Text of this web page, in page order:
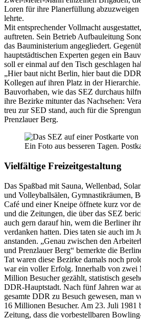
Loren für ihre Planerfüllung abzuzweigen
lehrte.
Mit entsprechender Vollmacht
auftreten. Sein Betrieb Aufbauleitung
das Bauministerium angegliedert.
hauptstädtischen Experten gegen ein
soll er einmal auf den Tisch geschlagen
„Hier baut nicht Berlin, hier baut die
Kollegen auf ihren Platz in der
Bauvorhaben, wie das SEZ durchaus
ihre Bezirke mitunter das Nachsehen:
treu zur SED stand, auch für die
Prenzlauer Berg.
Ein Foto aus besseren Tagen.
Vielfältige Freizeitgestaltung
Das Spaßbad mit Sauna, Wellenbad,
und Volleyballsälen, Gymnastikräumen,
Café und einer Kneipe öffnete kurz vor
und die Zeitungen, die über das SEZ
auch gern darauf hin, wem die Berliner
verdanken hatten. Dies taten sie auch im
anstanden. „Genau zwischen den
und Prenzlauer Berg“ bemerkte die
Tat waren diese Bezirke damals noch
war ein voller Erfolg. Innerhalb von zwei
Million Besucher gezählt, statistisch
DDR-Hauptstadt. Nach fünf Jahren war
gesamte DDR zu Besuch gewesen, man
16 Millionen Besucher. Am 23. Juli 1981
Zeitung, dass die vorbestellbaren